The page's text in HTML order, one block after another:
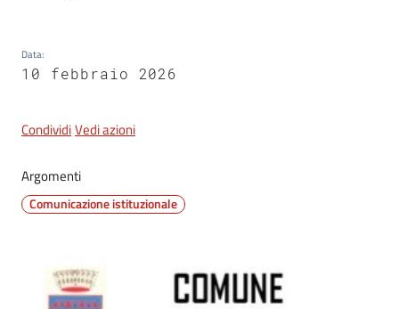
line
gli
Data:
10 febbraio 2026
CondividiVedi azioni
Argomenti
Comunicazione istituzionale